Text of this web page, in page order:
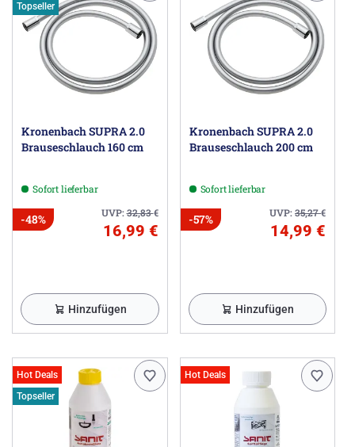
Topseller
Kronenbach SUPRA 2.0
Brauseschlauch 160 cm
Sofort lieferbar
UVP:32,83€
-48%
16,99 €
Hinzufügen
Kronenbach SUPRA 2.0
Brauseschlauch 200 cm
Sofort lieferbar
UVP:35,27€
-57%
14,99 €
Hinzufügen
Hot Deals
Topseller
Hot Deals